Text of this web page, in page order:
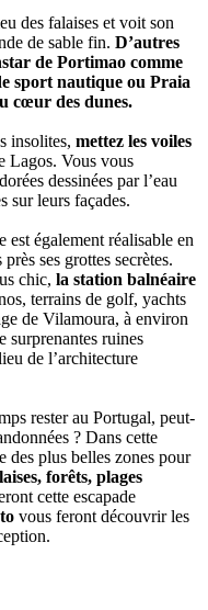
des falaises et voit son
de sable fin. D’autres
de Portimao comme
sport nautique ou Praia
cœur des dunes.
insolites, mettez les voiles
Lagos. Vous vous
dessinées par l’eau
sur leurs façades.
est également réalisable en
ses grottes secrètes.
chic, la station balnéaire
terrains de golf, yachts
de Vilamoura, à environ
surprenantes ruines
de l’architecture
rester au Portugal, peut-
? Dans cette
des plus belles zones pour
forêts, plages
cette escapade
vous feront découvrir les